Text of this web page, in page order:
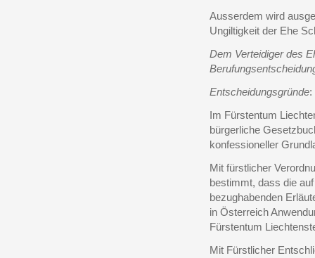
Ausserdem wird
Ungiltigkeit der Ehe
Dem Verteidiger des
Entscheidungsgründe:
Im Fürstentum
bürgerliche
konfessioneller
Mit fürstlicher
bestimmt, dass die
bezughabenden
in Österreich
Fürstentum
Mit Fürstlicher